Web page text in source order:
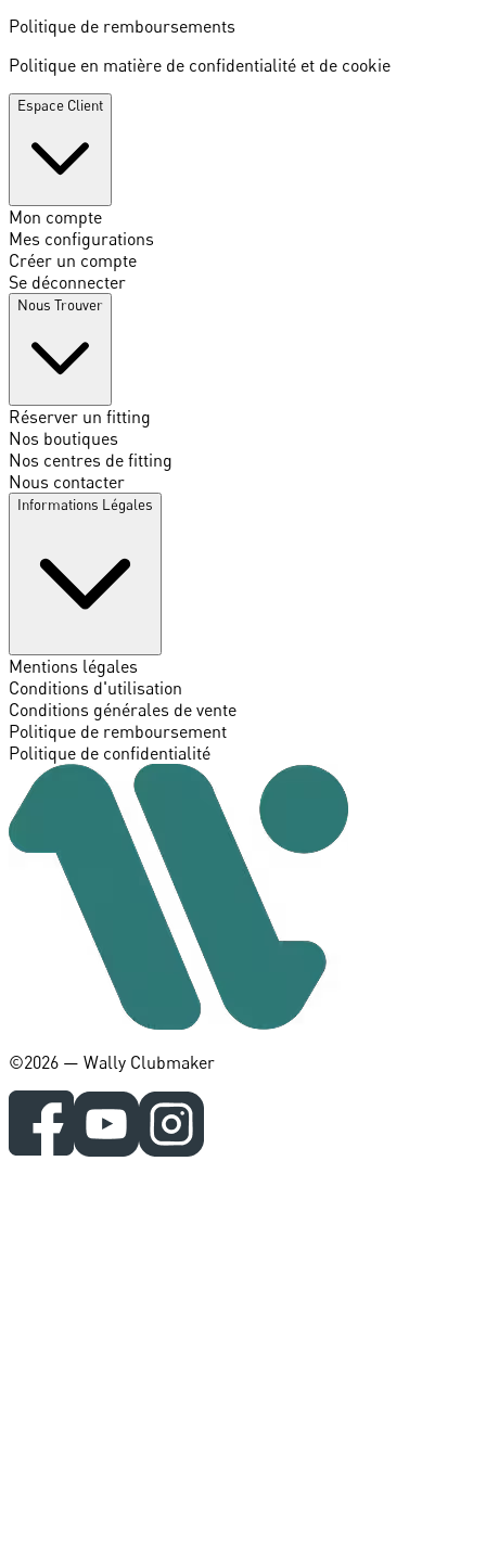
Politique de remboursements
Politique en matière de confidentialité et de cookie
Espace Client
Mon compte
Mes configurations
Créer un compte
Se déconnecter
Nous Trouver
Réserver un fitting
Nos boutiques
Nos centres de fitting
Nous contacter
Informations Légales
Mentions légales
Conditions d'utilisation
Conditions générales de vente
Politique de remboursement
Politique de confidentialité
©️2026 — Wally Clubmaker